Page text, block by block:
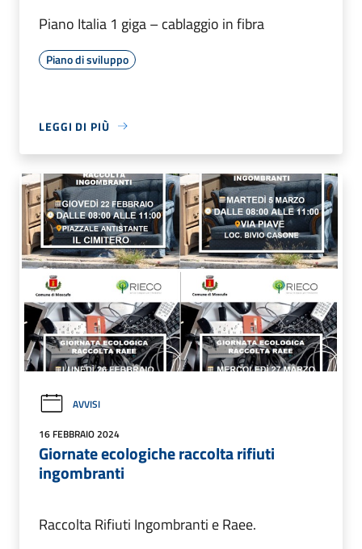
Piano Italia 1 giga – cablaggio in fibra
Piano di sviluppo
LEGGI DI PIÙ
AVVISI
16 FEBBRAIO 2024
Giornate ecologiche raccolta rifiuti
ingombranti
Raccolta Rifiuti Ingombranti e Raee.